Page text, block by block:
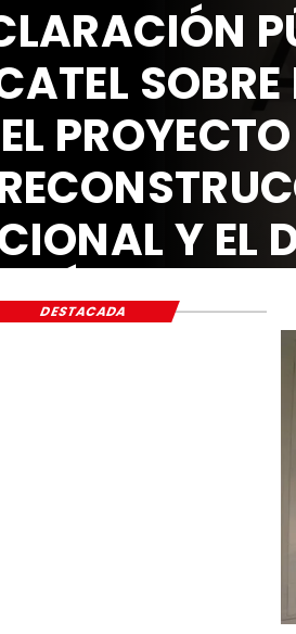
Y EL
Y
DESTACADA